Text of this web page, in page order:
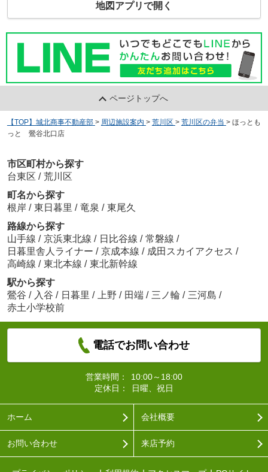
地図アプリで開く
ページトップへ
【TOP】城北商事不動産部 > 周辺施設案内 > 荒川区 > 荒川区の弁当 > ほっとも
っと 鶯谷北口店
市区町村から探す
台東区 / 荒川区
町名から探す
根岸 / 東日暮里 / 竜泉 / 東尾久
路線から探す
山手線 / 京浜東北線 / 日比谷線 / 常磐線 /
日暮里舎人ライナー / 京成本線 / 成田スカイアクセス /
高崎線 / 東北本線 / 東北新幹線
駅から探す
鶯谷 / 入谷 / 日暮里 / 上野 / 田端 / 三ノ輪 / 三河島 /
赤土小学校前
電話でお問い合わせ
営業時間：
10:00～18:00
定休日：
日曜、祝日
ホーム 会社概要
お問い合わせ 来店予約